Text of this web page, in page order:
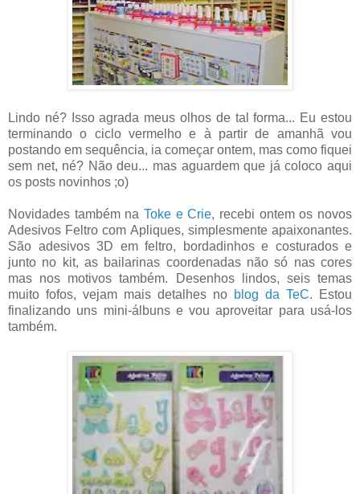
Lindo né? Isso agrada meus olhos de tal forma... Eu estou
terminando o ciclo vermelho e à partir de amanhã vou
postando em sequência, ia começar ontem, mas como fiquei
sem net, né? Não deu... mas aguardem que já coloco aqui
os posts novinhos ;o)
Novidades também na Toke e Crie, recebi ontem os novos
Adesivos Feltro com Apliques, simplesmente apaixonantes.
São adesivos 3D em feltro, bordadinhos e costurados e
junto no kit, as bailarinas coordenadas não só nas cores
mas nos motivos também. Desenhos lindos, seis temas
muito fofos, vejam mais detalhes no blog da TeC. Estou
finalizando uns mini-álbuns e vou aproveitar para usá-los
também.